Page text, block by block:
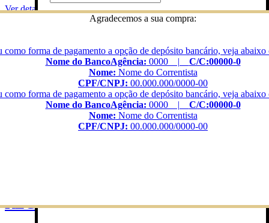
Ver detalhes
Favoritos Ver detalhes
REPARO DECA 4688254 REGISTRO
3/4" M...
REGISTRO DE PR...
Preencha o campo abaixo com seu e-mail para
receber uma nova senha
E-mail
Enviar
Digite novo e-mail
Digite novamente
Digite sua senha
Enviar
Agradecemos a sua compra:
como forma de pagamento a opção de depósito bancário, veja abaixo
Nome do BancoAgência: 0000 | C/C:00000-0
Nome: Nome do Correntista
CPF/CNPJ: 00.000.000/0000-00
como forma de pagamento a opção de depósito bancário, veja abaixo
Nome do BancoAgência: 0000 | C/C:00000-0
Nome: Nome do Correntista
CPF/CNPJ: 00.000.000/0000-00